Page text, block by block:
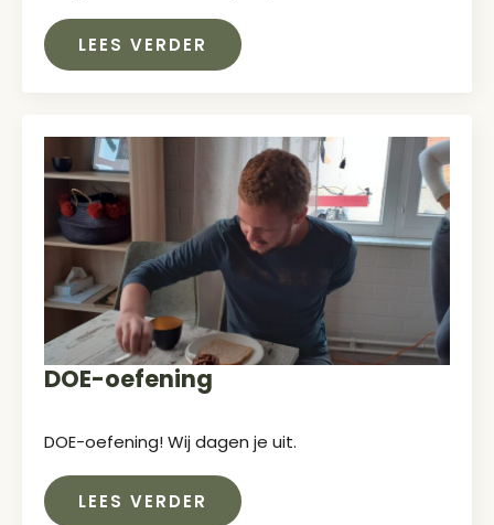
LEES VERDER
DOE-oefening
DOE-oefening! Wij dagen je uit.
LEES VERDER